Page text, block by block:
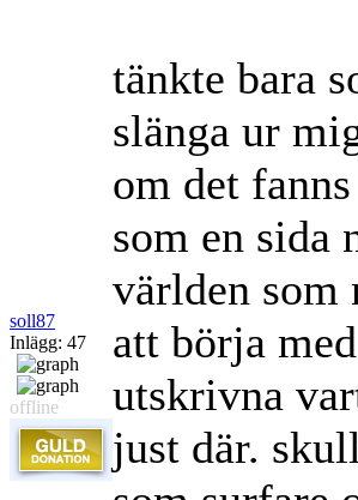
soll87
Inlägg: 47
offline
tänkte bara
slänga ur
om det
som en sida
världen som
att börja
utskrivna
just där.